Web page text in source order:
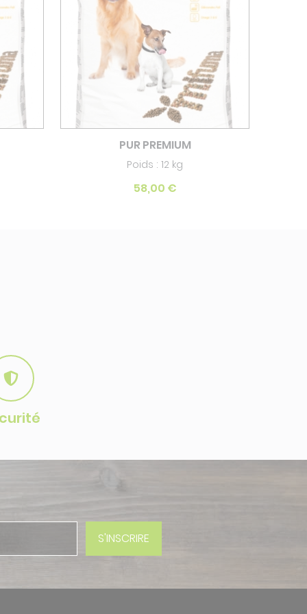
PUR PREMIUM
Poids : 12 kg
58,00 €